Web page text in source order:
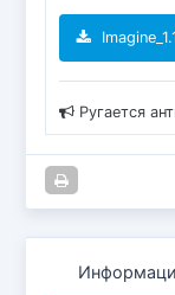
Ругается